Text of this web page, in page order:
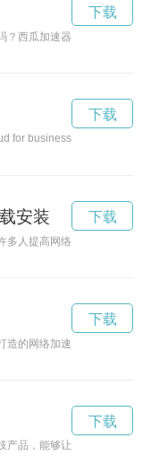
？西瓜加速器官方为您提供
下载
for businesses, including
下载
安装
多人提高网络速度和保护隐
下载
造的网络加速工具，其官网
下载
产品，能够让用户在有限的
下载